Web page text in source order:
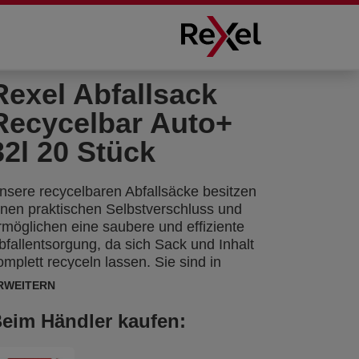
Abfallsack
Auto+
20 Stück
recycelbaren Abfallsäcke besitzen
praktischen Selbstverschluss und
eine saubere und effiziente
da sich Sack und Inhalt
recyceln lassen. Sie sind in
Größen erhältlich und
geeignet.
Händler kaufen: